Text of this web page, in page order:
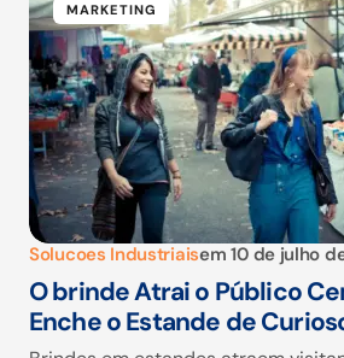
MARKETING
Solucoes Industriaisem 10 de julho
O brinde Atrai o Público
Enche o Estande de